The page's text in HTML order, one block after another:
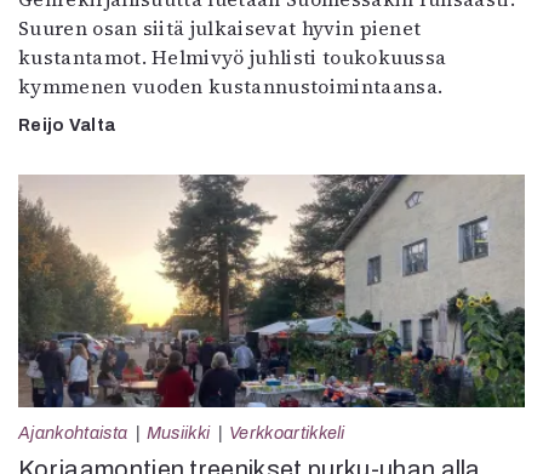
Suuren osan siitä julkaisevat hyvin pienet
kustantamot. Helmivyö juhlisti toukokuussa
kymmenen vuoden kustannustoimintaansa.
Reijo Valta
Ajankohtaista Musiikki Verkkoartikkeli